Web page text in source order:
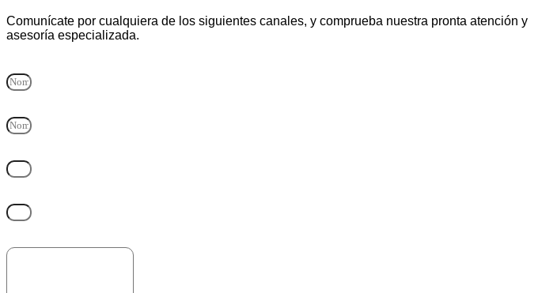
Comunícate por cualquiera de los siguientes canales, y comprueba nuestra pronta atención y
asesoría especializada.